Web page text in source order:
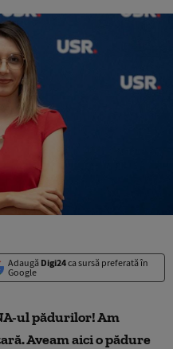
Adaugă Digi24ca sursă preferată în
Google
ul pădurilor! Am
Aveam aici o pădure